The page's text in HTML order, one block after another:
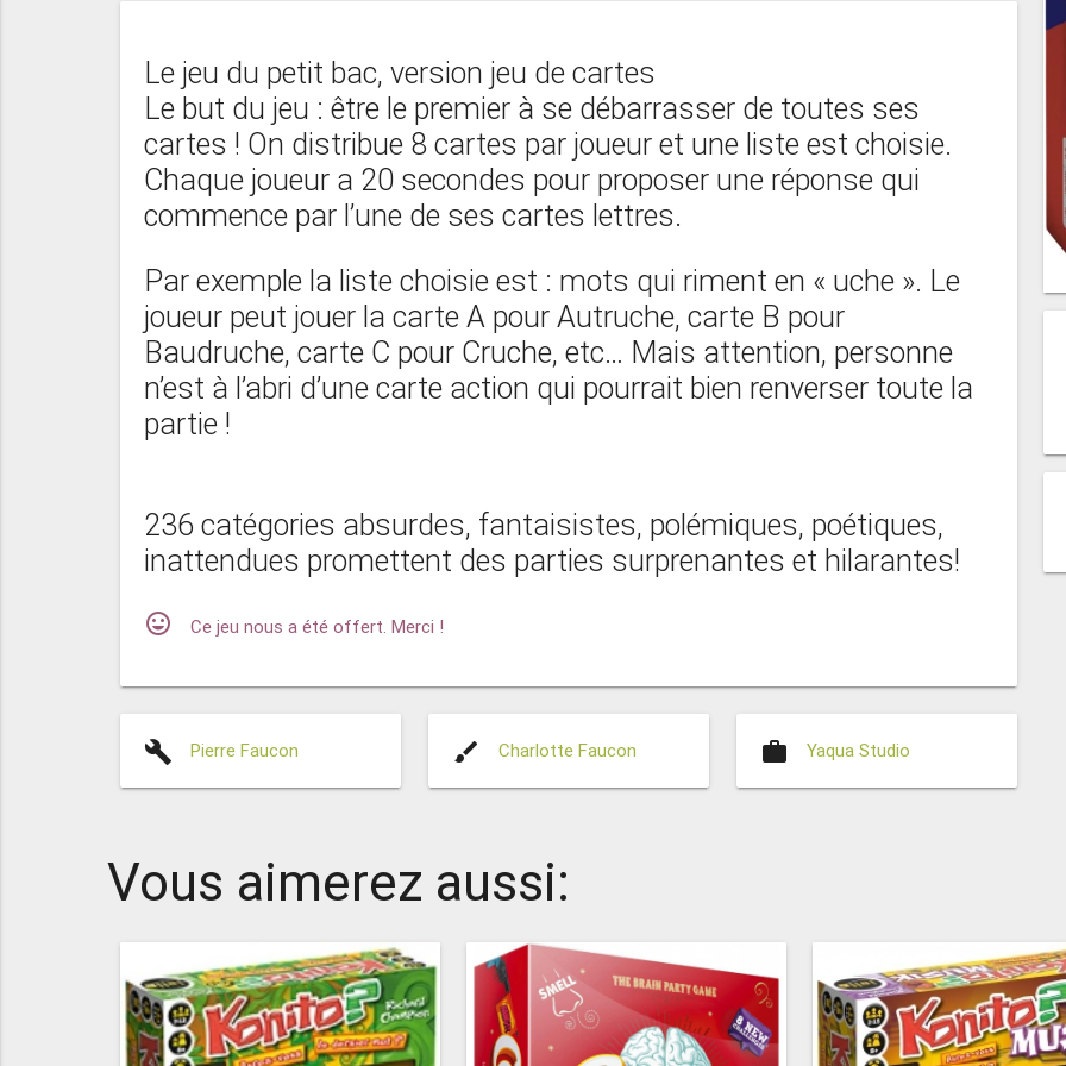
Le jeu du petit bac, version jeu de cartes
Le but du jeu : être le premier à se débarrasser de toutes ses
cartes ! On distribue 8 cartes par joueur et une liste est choisie.
Chaque joueur a 20 secondes pour proposer une réponse qui
commence par l’une de ses cartes lettres.
Par exemple la liste choisie est : mots qui riment en « uche ». Le
joueur peut jouer la carte A pour Autruche, carte B pour
Baudruche, carte C pour Cruche, etc… Mais attention, personne
n’est à l’abri d’une carte action qui pourrait bien renverser toute la
partie !
236 catégories absurdes, fantaisistes, polémiques, poétiques,
inattendues promettent des parties surprenantes et hilarantes!
mood Ce jeu nous a été offert. Merci !
build Pierre Faucon brush Charlotte Faucon work Yaqua Studio
Vous aimerez aussi: